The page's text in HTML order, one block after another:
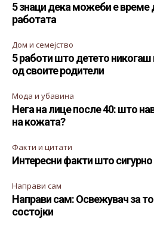
5 знаци дека можеби е време
работата
Дом и семејство
5 работи што детето никогаш
од своите родители
Мода и убавина
Нега на лице после 40: што
на кожата?
Факти и цитати
Интересни факти што сигурно
Направи сам
Направи сам: Освежувач за
состојки